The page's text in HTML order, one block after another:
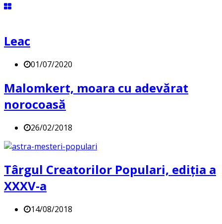
Leac
01/07/2020
Malomkert, moara cu adevărat
norocoasă
26/02/2018
Târgul Creatorilor Populari, ediția a
XXXV-a
14/08/2018